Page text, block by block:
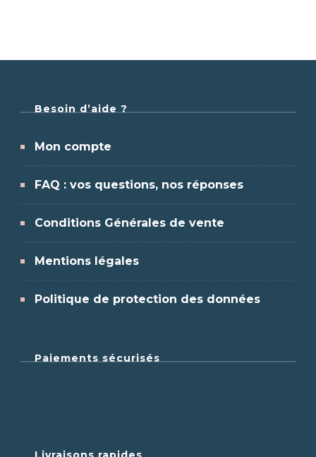
Besoin d’aide ?
Mon compte
FAQ : vos questions, nos réponses
Conditions Générales de vente
Mentions légales
Politique de protection des données
Paiements sécurisés